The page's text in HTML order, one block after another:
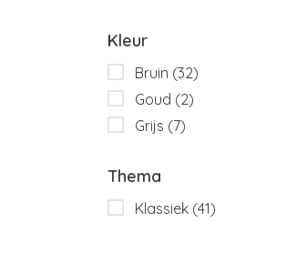
Kleur
Bruin (32)
Goud (2)
Grijs (7)
Thema
Klassiek (41)